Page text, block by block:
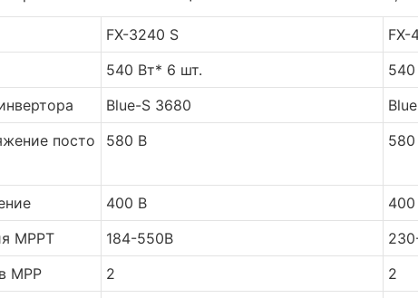
FX-3240 S
FX-
540 Вт* 6 шт.
Blue-S 3680
посто
580 В
400 В
MPPT
184-550В
MPP
2
2